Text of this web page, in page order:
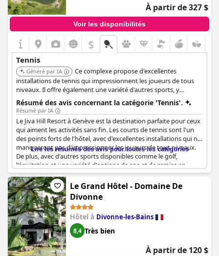
À partir de 327 $
Voir les disponibilités
$
Tennis
Généré par IA
Ce complexe propose d'excellentes
installations de tennis qui impressionnent les joueurs de tous
niveaux. Il offre également une variété d'autres sports, y
compris le golf et l'équitation, ainsi que des options de spa et de
fitness.
Résumé des avis concernant la catégorie 'Tennis'.
Résumé par IA
Le Jiva Hill Resort à Genève est la destination parfaite pour ceux
qui aiment les activités sans fin. Les courts de tennis sont l'un
des points forts de l'hôtel, avec d'excellentes installations qui ne
manqueront pas d'impressionner les joueurs de tous niveaux.
De plus, avec d'autres sports disponibles comme le golf,
l'équitation et une variété d'options de spa et de remise en
forme, il y en a pour tous les goûts. Le parcours de golf est
particulièrement adapté aux débutants et les clients ne tarissent
pas d'éloges sur la beauté des environs. Le seul inconvénient est
que le matin, les courts de tennis peuvent ne pas être
disponibles en raison des cours, mais avec tant d'autres sports
au choix, les clients ne seront pas déçus.
Lire les résumés des avis pour toutes les catégories
Le Grand Hôtel - Domaine De
Divonne
Hôtel à Divonne-les-Bains
8,4 Très bien
À partir de 120 $